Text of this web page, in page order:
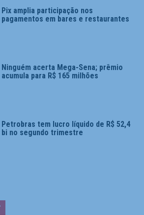
Pix amplia participação nos
pagamentos em bares e restaurantes
Ninguém acerta Mega-Sena; prêmio
acumula para R$ 165 milhões
Petrobras tem lucro líquido de R$ 52,4
bi no segundo trimestre